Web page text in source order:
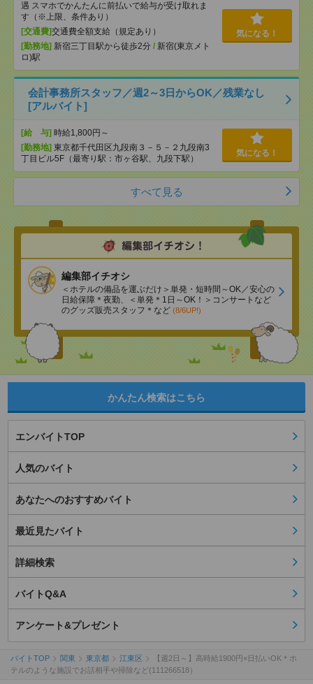
遇 スマホでかんたんに前払いで給与が受け取れま
す（※上限、条件あり）
[交通費]交通費全額支給（規定あり）
[勤務地] 新宿三丁目駅から徒歩2分 / 新宿(東京メト
ロ)駅
気になる！
会計事務所スタッフ／週2～3日からOK／残業なし
[アルバイト]
[給 与] 時給1,800円～
[勤務地] 東京都千代田区九段南３－５－２九段南3
丁目ビル5F（最寄り駅：市ヶ谷駅、九段下駅）
気になる！
すべて見る
編集部イチオシ
＜ホテルの備品を運ぶだけ＞単発・短時間～OK／安心の
日給保障＊夜勤、＜単発＊1日～OK！＞コンサートなど
のグッズ販売スタッフ＊など (8/6UP!)
かんたん検索はこちら
エンバイトTOP
人気のバイト
あなたへのおすすめバイト
最近見たバイト
詳細検索
バイトQ&A
アンケート&プレゼント
バイトTOP 関東 東京都 江東区
【週2日～】高時給1900円×日払いOK＊ホ
テルのような施設でお話相手や掃除など(111266518）